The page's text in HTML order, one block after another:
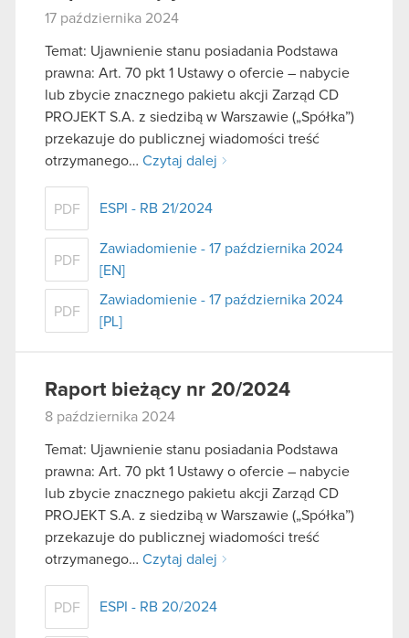
17 października 2024
Temat: Ujawnienie stanu posiadania Podstawa
prawna: Art. 70 pkt 1 Ustawy o ofercie – nabycie
lub zbycie znacznego pakietu akcji Zarząd CD
PROJEKT S.A. z siedzibą w Warszawie („Spółka”)
przekazuje do publicznej wiadomości treść
otrzymanego… Czytaj dalej
PDF ESPI - RB 21/2024
PDF
Zawiadomienie - 17 października 2024
[EN]
PDF
Zawiadomienie - 17 października 2024
[PL]
Raport bieżący nr 20/2024
8 października 2024
Temat: Ujawnienie stanu posiadania Podstawa
prawna: Art. 70 pkt 1 Ustawy o ofercie – nabycie
lub zbycie znacznego pakietu akcji Zarząd CD
PROJEKT S.A. z siedzibą w Warszawie („Spółka”)
przekazuje do publicznej wiadomości treść
otrzymanego… Czytaj dalej
PDF ESPI - RB 20/2024